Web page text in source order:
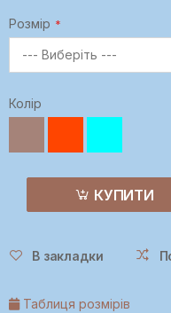
Розмір
Колір
КУПИТИ
В закладки
Таблиця розмірів